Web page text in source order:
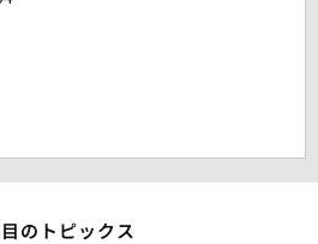
のトピックス